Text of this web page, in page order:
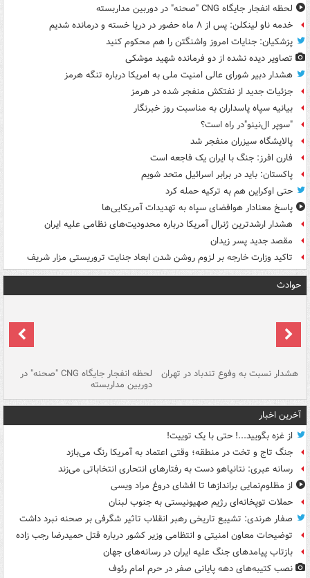
لحظه انفجار جایگاه CNG "صحنه" در دوربین مداربسته
خدمه ناو لینکلن: پس از ۸ ماه حضور در دریا خسته و درمانده‌ شدیم
پزشکیان: جنایات امروز واشنگتن را هم محکوم کنید
تصاویر دیده‌ نشده از دو فرمانده شهید موشکی
هشدار دبیر شورای عالی امنیت ملی به امریکا درباره تنگه هرمز
جزئیات جدید از نفتکش منفجر شده در هرمز
بیانیه سپاه پاسداران به مناسبت روز خبرنگار
"سوپر ال‌نینو"در راه است؟
پالایشگاه سیزران منفجر شد
فارن افرز: جنگ با ایران یک فاجعه است
پاکستان: باید در برابر اسرائیل متحد شویم
حتی اوکراین هم به ترکیه حمله کرد
پاسخ معنادار هوافضای سپاه به تهدیدات آمریکایی‌ها
هشدار ارشدترین ژنرال آمریکا درباره محدودیت‌های نظامی علیه ایران
مقصد جدید پسر زیدان
تاکید وزارت خارجه بر لزوم روشن شدن ابعاد جنایت تروریستی مزار شریف
حوادث
هشدار نسبت به وفوع تندباد در تهران لحظه انفجار جایگاه CNG "صحنه" در
دوربین مداربسته
آخرین اخبار
از غزه بگویید...! حتی با یک توییت!
جنگ تاج و تخت در منطقه؛ وقتی اعتماد به آمریکا رنگ می‌بازد
رسانه عبری: نتانیاهو دست به رفتارهای انتحاری انتخاباتی می‌زند
از مظلوم‌نمایی براندازها تا افشای دروغ مراد ویسی
حملات توپخانه‌ای رژیم صهیونیستی به جنوب لبنان
صفار هرندی: تشییع تاریخی رهبر انقلاب تاثیر شگرفی بر صحنه نبرد داشت
توضیحات معاون امنیتی و انتظامی وزیر کشور درباره قتل حمیدرضا رجب زاده
بازتاب پیامدهای جنگ علیه ایران در رسانه‌های جهان
نصب کتیبه‌های دهه پایانی صفر در حرم امام رئوف